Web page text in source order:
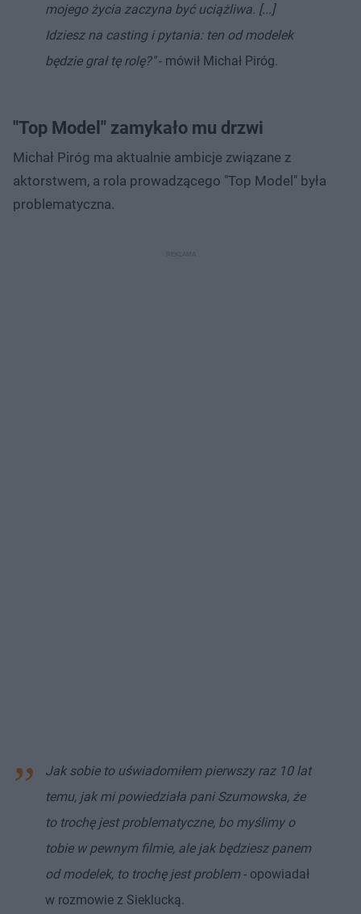
mojego życia zaczyna być uciążliwa. [...]
Idziesz na casting i pytania: ten od modelek
będzie grał tę rolę?"- mówił Michał Piróg.
"Top Model" zamykało mu drzwi
Michał Piróg ma aktualnie ambicje związane z
aktorstwem, a rola prowadzącego "Top Model" była
problematyczna.
Jak sobie to uświadomiłem pierwszy raz 10 lat
temu, jak mi powiedziała pani Szumowska, że
to trochę jest problematyczne, bo myślimy o
tobie w pewnym filmie, ale jak będziesz panem
od modelek, to trochę jest problem- opowiadał
w rozmowie z Sieklucką.